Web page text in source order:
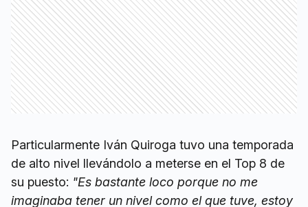
Particularmente Iván Quiroga tuvo una temporada
de alto nivel llevándolo a meterse en el Top 8 de
su puesto: "Es bastante loco porque no me
imaginaba tener un nivel como el que tuve, estoy